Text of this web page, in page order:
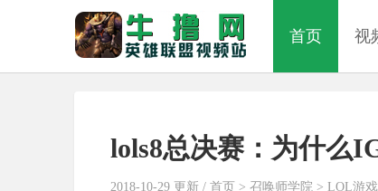
首页 视
lols8总决赛：为什么
2018-10-29 更新 / 首页 > 召唤师学院 > LOL游